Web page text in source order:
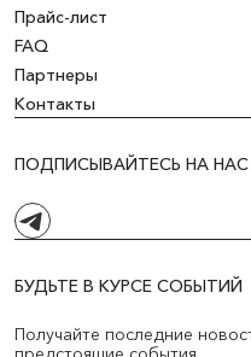
Прайс-лист
FAQ
Партнеры
Контакты
ПОДПИСЫВАЙТЕСЬ НА НАС
БУДЬТЕ В КУРСЕ СОБЫТИЙ
Получайте последние